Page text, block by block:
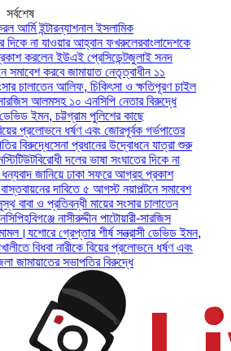
সর্বশেষ
ইন্টারন্যাশনাল ইসলামিক
না যাওয়ার আহ্বান ফখরুলেরবাংলাদেশকে
করলেন ইউএই প্রেসিডেন্টজুলাই সনদ
করবে জামায়াত নেতৃত্বাধীন ১১
চালাতেন আলিফ, চিকিৎসা ও ক্ষতিপূরণ চাইল
আলমসহ ১০ এনসিপি নেতার বিরুদ্ধে
ইমন, চট্টগ্রাম পুলিশের কাছে
প্রলোভনে ধর্ষণ এবং জোরপূর্বক গর্ভপাতের
বিরুদ্ধেসেনা প্রধানের উদ্বোধনে যাত্রা শুরু
বিরোধী দলের ভাষা সংঘাতের দিকে না
জানিয়ে ঢাকা সফরে আগ্রহ প্রকাশ
দাবিতে ৫ আগস্ট নয়াপল্টনে সমাবেশ
ও প্রতিবন্ধী মায়ের সংসার চালাতেন
হবিগঞ্জে নাসীরুদ্দীন পাটোয়ারী-সারজিস
যশোরে গ্রেপ্তার শীর্ষ সন্ত্রাসী ডেভিড ইমন,
বিধবা নারীকে বিয়ের প্রলোভনে ধর্ষণ এবং
সভাপতির বিরুদ্ধে